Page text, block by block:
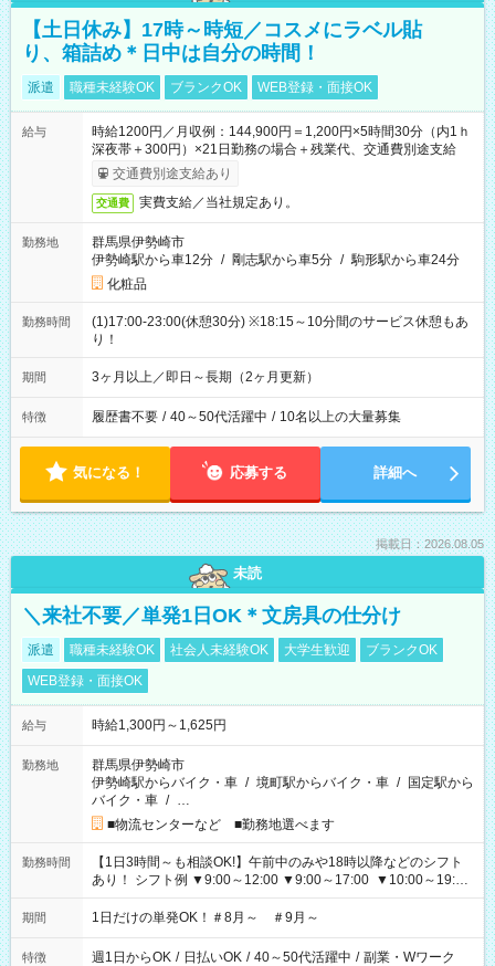
【土日休み】17時～時短／コスメにラベル貼
り、箱詰め＊日中は自分の時間！
派遣 職種未経験OK ブランクOK WEB登録・面接OK
給与
時給1200円／月収例：144,900円＝1,200円×5時間30分（内1ｈ
深夜帯＋300円）×21日勤務の場合＋残業代、交通費別途支給
交通費別途支給あり
交通費 実費支給／当社規定あり。
勤務地
群馬県伊勢崎市
伊勢崎駅から車12分 / 剛志駅から車5分 / 駒形駅から車24分
化粧品
勤務時間
(1)17:00-23:00(休憩30分) ※18:15～10分間のサービス休憩もあ
り！
期間 3ヶ月以上／即日～長期（2ヶ月更新）
特徴 履歴書不要 / 40～50代活躍中 / 10名以上の大量募集
気になる！ 応募する 詳細へ
掲載日：2026.08.05
未読
＼来社不要／単発1日OK＊文房具の仕分け
派遣 職種未経験OK 社会人未経験OK 大学生歓迎
ブランクOK
WEB登録・面接OK
給与 時給1,300円～1,625円
勤務地
群馬県伊勢崎市
伊勢崎駅からバイク・車 / 境町駅からバイク・車 / 国定駅から
バイク・車 / …
■物流センターなど ■勤務地選べます
勤務時間
【1日3時間～も相談OK!】午前中のみや18時以降などのシフト
あり！ シフト例 ▼9:00～12:00 ▼9:00～17:00 ▼10:00～19:00
▼18:00～21:00
期間 1日だけの単発OK！＃8月～ ＃9月～
特徴 週1日からOK / 日払いOK / 40～50代活躍中 / 副業・Wワーク